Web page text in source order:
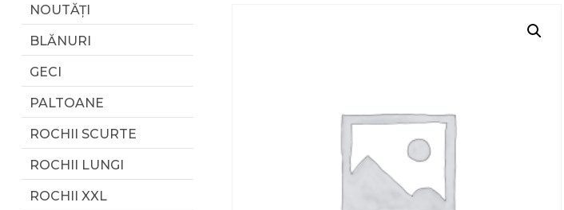
NOUTĂȚI
BLĂNURI
GECI
PALTOANE
ROCHII SCURTE
ROCHII LUNGI
ROCHII XXL